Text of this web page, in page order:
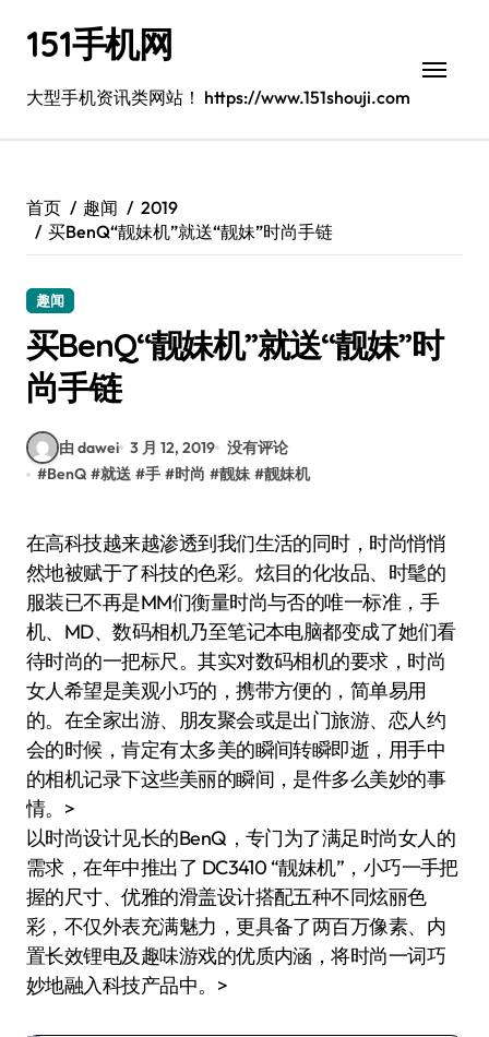
151手机网
大型手机资讯类网站！ https://www.151shouji.com
首页 趣闻
2019
买BenQ“靓妹机”就送“靓妹”时尚手链
趣闻
买BenQ“靓妹机”就送“靓妹”时
尚手链
由 dawei 3 月 12, 2019 没有评论
#BenQ #就送 #手 #时尚 #靓妹 #靓妹机
在高科技越来越渗透到我们生活的同时，时尚悄悄
然地被赋于了科技的色彩。炫目的化妆品、时髦的
服装已不再是MM们衡量时尚与否的唯一标准，手
机、MD、数码相机乃至笔记本电脑都变成了她们看
待时尚的一把标尺。其实对数码相机的要求，时尚
女人希望是美观小巧的，携带方便的，简单易用
的。在全家出游、朋友聚会或是出门旅游、恋人约
会的时候，肯定有太多美的瞬间转瞬即逝，用手中
的相机记录下这些美丽的瞬间，是件多么美妙的事
情。>
以时尚设计见长的BenQ，专门为了满足时尚女人的
需求，在年中推出了 DC3410 “靓妹机”，小巧一手把
握的尺寸、优雅的滑盖设计搭配五种不同炫丽色
彩，不仅外表充满魅力，更具备了两百万像素、内
置长效锂电及趣味游戏的优质内涵，将时尚一词巧
妙地融入科技产品中。>